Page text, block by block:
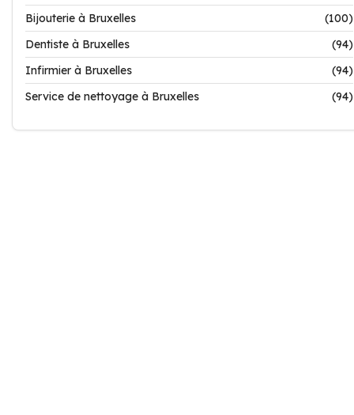
Bijouterie à Bruxelles
(100)
Dentiste à Bruxelles
(94)
Infirmier à Bruxelles
(94)
Service de nettoyage à Bruxelles
(94)